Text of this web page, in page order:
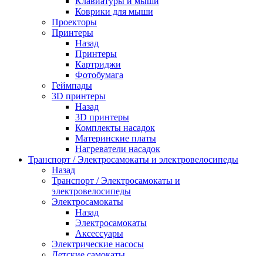
Коврики для мыши
Проекторы
Принтеры
Назад
Принтеры
Картриджи
Фотобумага
Геймпады
3D принтеры
Назад
3D принтеры
Комплекты насадок
Материнские платы
Нагреватели насадок
Транспорт / Электросамокаты и электровелосипеды
Назад
Транспорт / Электросамокаты и
электровелосипеды
Электросамокаты
Назад
Электросамокаты
Аксессуары
Электрические насосы